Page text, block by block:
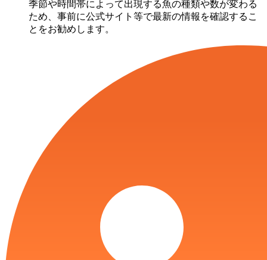
季節や時間帯によって出現する魚の種類や数が変わる
ため、事前に公式サイト等で最新の情報を確認するこ
とをお勧めします。